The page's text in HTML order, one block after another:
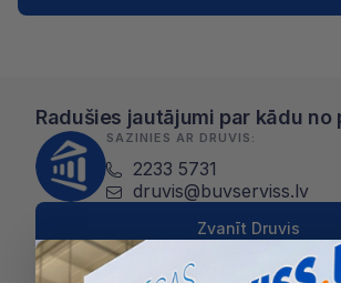
Radušies jautājumi par kādu no
SAZINIES AR DRUVIS:
2233 5731
druvis@buvserviss.lv
Zvanīt Druvis